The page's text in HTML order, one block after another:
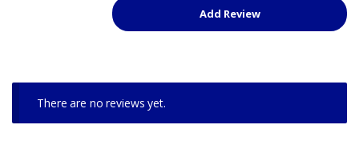
There are no reviews yet.